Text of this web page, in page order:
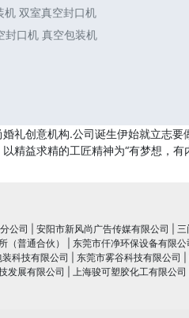
双室真空封口机
封口机 真空包装机
礼创意机构.公司诞生伊始就立志
精益求精的工匠精神为“有梦想，有
公司 安阳市新风尚广告传媒有限公司 三
（普通合伙）
东莞市仟净环保设备有限公
科技有限公司
东莞市雾谷科技有限公司
发展有限公司
上海骏可塑胶化工有限公司